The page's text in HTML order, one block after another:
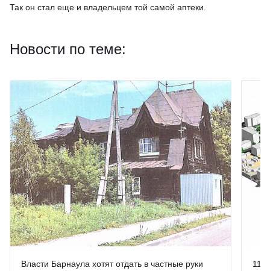
Так он стал еще и владельцем той самой аптеки.
Новости по теме:
Власти Барнаула хотят отдать в частные руки